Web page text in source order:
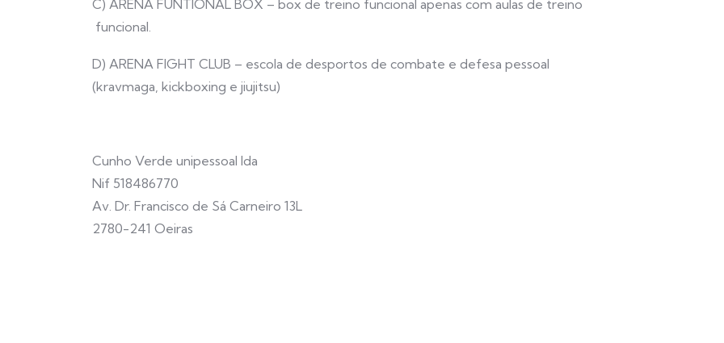
C) ARENA FUNTIONAL BOX – box de treino funcional apenas com aulas de treino
funcional.
D) ARENA FIGHT CLUB – escola de desportos de combate e defesa pessoal
(kravmaga, kickboxing e jiujitsu)
Cunho Verde unipessoal lda
Nif 518486770
Av. Dr. Francisco de Sá Carneiro 13L
2780-241 Oeiras